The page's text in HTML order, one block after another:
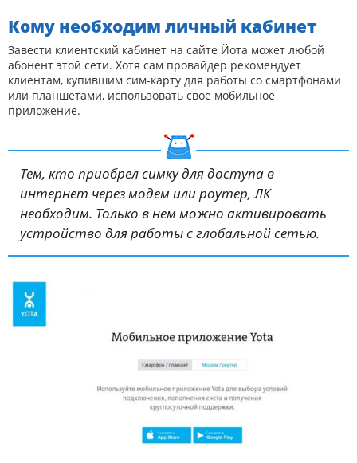
Кому необходим личный кабинет
Завести клиентский кабинет на сайте Йота может любой
абонент этой сети. Хотя сам провайдер рекомендует
клиентам, купившим сим-карту для работы со смартфонами
или планшетами, использовать свое мобильное
приложение.
Тем, кто приобрел симку для доступа в
интернет через модем или роутер, ЛК
необходим. Только в нем можно активировать
устройство для работы с глобальной сетью.